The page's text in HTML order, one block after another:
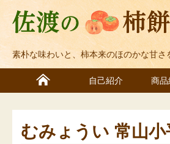
素朴な味わいと、柿本来のほのかな甘さ
自己紹介 商品
むみょうい 常山小